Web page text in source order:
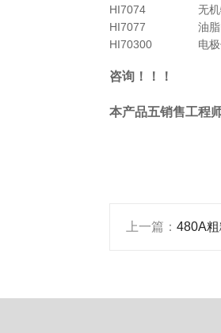
HI7074
无
HI7077
油
HI70300
电
咨询！！！
本产品五销售工程
上一篇： 480A